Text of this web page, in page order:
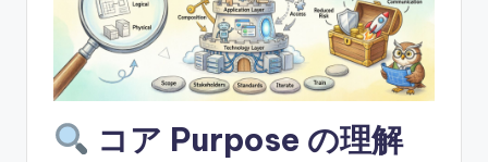
it
コア Purpose の理解